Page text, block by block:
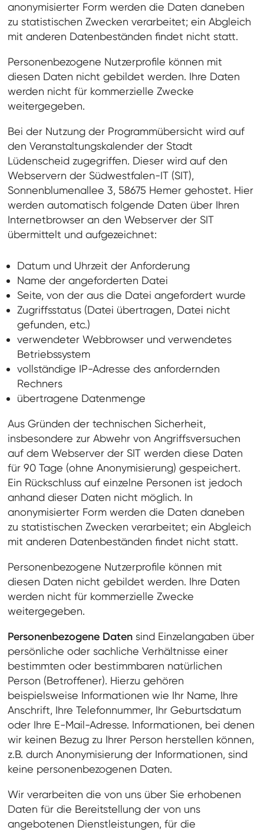
anonymisierter Form werden die Daten daneben
zu statistischen Zwecken verarbeitet; ein Abgleich
mit anderen Datenbeständen findet nicht statt.
Personenbezogene Nutzerprofile können mit
diesen Daten nicht gebildet werden. Ihre Daten
werden nicht für kommerzielle Zwecke
weitergegeben.
Bei der Nutzung der Programmübersicht wird auf
den Veranstaltungskalender der Stadt
Lüdenscheid zugegriffen. Dieser wird auf den
Webservern der Südwestfalen-IT (SIT),
Sonnenblumenallee 3, 58675 Hemer gehostet. Hier
werden automatisch folgende Daten über Ihren
Internetbrowser an den Webserver der SIT
übermittelt und aufgezeichnet:
Datum und Uhrzeit der Anforderung
Name der angeforderten Datei
Seite, von der aus die Datei angefordert wurde
Zugriffsstatus (Datei übertragen, Datei nicht
gefunden, etc.)
verwendeter Webbrowser und verwendetes
Betriebssystem
vollständige IP-Adresse des anfordernden
Rechners
übertragene Datenmenge
Aus Gründen der technischen Sicherheit,
insbesondere zur Abwehr von Angriffsversuchen
auf dem Webserver der SIT werden diese Daten
für 90 Tage (ohne Anonymisierung) gespeichert.
Ein Rückschluss auf einzelne Personen ist jedoch
anhand dieser Daten nicht möglich. In
anonymisierter Form werden die Daten daneben
zu statistischen Zwecken verarbeitet; ein Abgleich
mit anderen Datenbeständen findet nicht statt.
Personenbezogene Nutzerprofile können mit
diesen Daten nicht gebildet werden. Ihre Daten
werden nicht für kommerzielle Zwecke
weitergegeben.
Personenbezogene Daten sind Einzelangaben über
persönliche oder sachliche Verhältnisse einer
bestimmten oder bestimmbaren natürlichen
Person (Betroffener). Hierzu gehören
beispielsweise Informationen wie Ihr Name, Ihre
Anschrift, Ihre Telefonnummer, Ihr Geburtsdatum
oder Ihre E-Mail-Adresse. Informationen, bei denen
wir keinen Bezug zu Ihrer Person herstellen können,
z.B. durch Anonymisierung der Informationen, sind
keine personenbezogenen Daten.
Wir verarbeiten die von uns über Sie erhobenen
Daten für die Bereitstellung der von uns
angebotenen Dienstleistungen, für die